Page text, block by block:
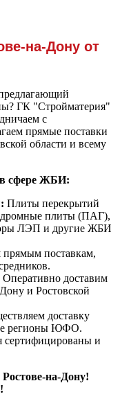
на-Дону от
ГК "Стройматерия"
с
прямые поставки
области и всему
сфере ЖБИ:
Плиты перекрытий
плиты (ПАГ),
ЛЭП и другие ЖБИ
прямым поставкам,
Оперативно доставим
и Ростовской
доставку
регионы ЮФО.
сертифицированы и
на-Дону!